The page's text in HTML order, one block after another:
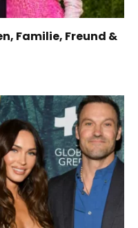
Familie, Freund &